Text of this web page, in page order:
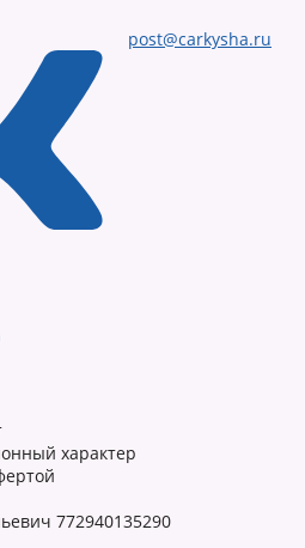
post@carkysha.ru
характер
772940135290